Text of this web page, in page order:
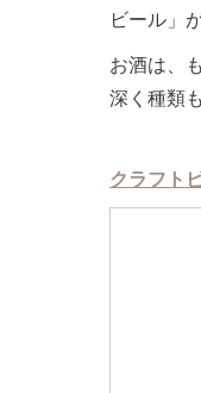
ビール」
お酒は、
深く種類
クラフト